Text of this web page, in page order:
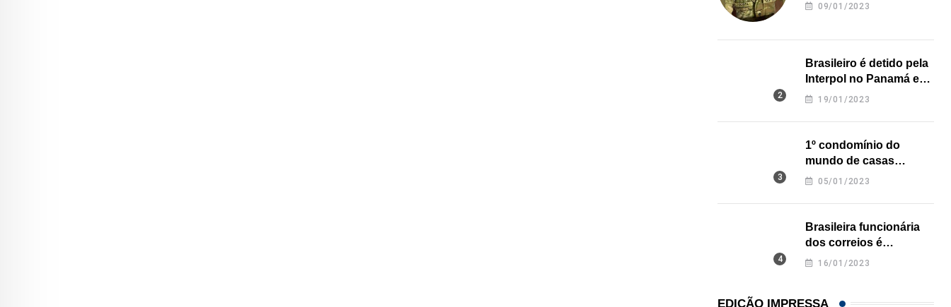
09/01/2023
Brasileiro é detido pela
Interpol no Panamá e
pode pegar prisão
19/01/2023
1º condomínio do
mundo de casas
impressas em 3D é
05/01/2023
Brasileira funcionária
dos correios é
assassinada a facadas
16/01/2023
EDIÇÃO IMPRESSA